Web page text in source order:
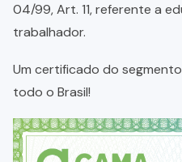
04/99, Art. 11, referente a
trabalhador.
Um certificado do
todo o Brasil!